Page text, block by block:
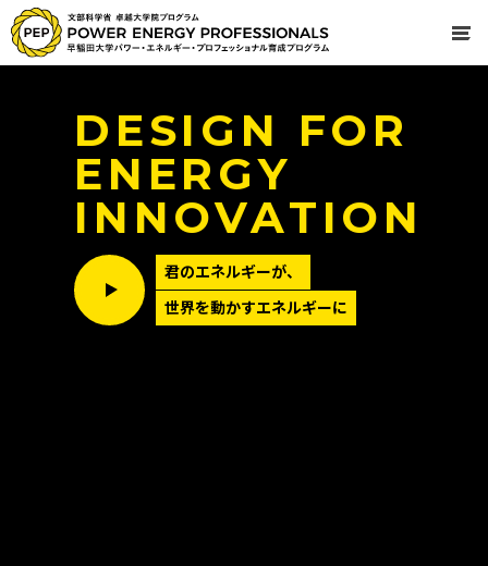
DESIGN FOR
ENERGY
INNOVATION
君のエネルギーが、
世界を動かすエネルギーに